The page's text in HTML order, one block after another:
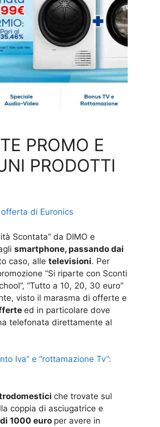
PROMO E
PRODOTTI
di Euronics
Scontata” da DIMO e
smartphone, passando dai
caso, alle televisioni. Per
“Si riparte con Sconti
“Tutto a 10, 20, 30 euro”
visto il marasma di offerte e
ed in particolare dove
telefonata direttamente al
Iva” e “rottamazione Tv”:
che trovate sul
coppia di asciugatrice e
1000 euro per avere in